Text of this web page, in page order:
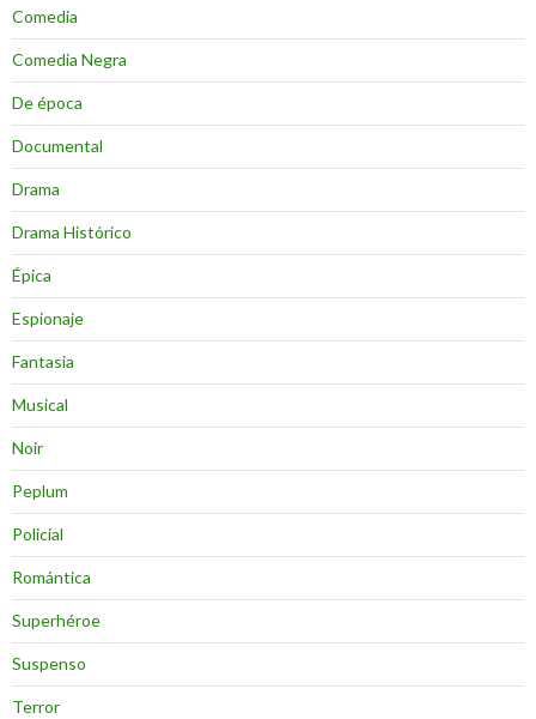
Comedia
Comedia Negra
De época
Documental
Drama
Drama Histórico
Épica
Espionaje
Fantasia
Musical
Noir
Peplum
Policial
Romántica
Superhéroe
Suspenso
Terror